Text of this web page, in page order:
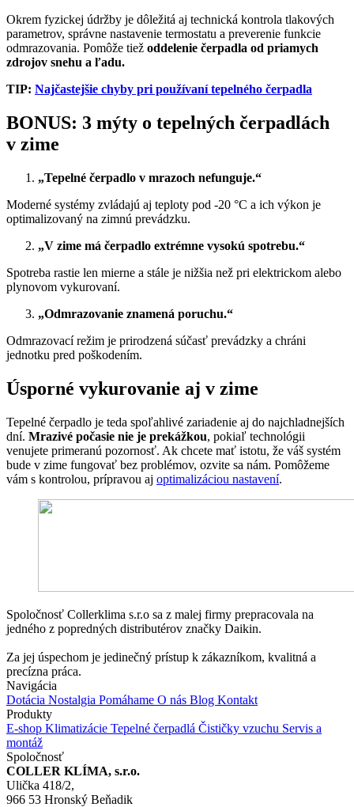
Okrem fyzickej údržby je dôležitá aj technická kontrola tlakových
parametrov, správne nastavenie termostatu a preverenie funkcie
odmrazovania. Pomôže tiež oddelenie čerpadla od priamych
zdrojov snehu a ľadu.
TIP: Najčastejšie chyby pri používaní tepelného čerpadla
BONUS: 3 mýty o tepelných čerpadlách
v zime
„Tepelné čerpadlo v mrazoch nefunguje.“
Moderné systémy zvládajú aj teploty pod -20 °C a ich výkon je
optimalizovaný na zimnú prevádzku.
„V zime má čerpadlo extrémne vysokú spotrebu.“
Spotreba rastie len mierne a stále je nižšia než pri elektrickom alebo
plynovom vykurovaní.
„Odmrazovanie znamená poruchu.“
Odmrazovací režim je prirodzená súčasť prevádzky a chráni
jednotku pred poškodením.
Úsporné vykurovanie aj v zime
Tepelné čerpadlo je teda spoľahlivé zariadenie aj do najchladnejších
dní. Mrazivé počasie nie je prekážkou, pokiaľ technológii
venujete primeranú pozornosť. Ak chcete mať istotu, že váš systém
bude v zime fungovať bez problémov, ozvite sa nám. Pomôžeme
vám s kontrolou, prípravou aj optimalizáciou nastavení.
Spoločnosť Collerklima s.r.o sa z malej firmy prepracovala na
jedného z popredných distributérov značky Daikin.
Za jej úspechom je jedinečný prístup k zákazníkom, kvalitná a
precízna práca.
Navigácia
Dotácia Nostalgia Pomáhame O nás Blog Kontakt
Produkty
E-shop Klimatizácie Tepelné čerpadlá Čističky vzuchu Servis a
montáž
Spoločnosť
COLLER KLÍMA, s.r.o.
Ulička 418/2,
966 53 Hronský Beňadik